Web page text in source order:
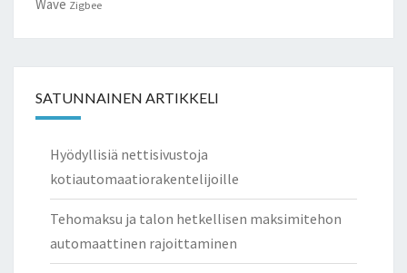
Wave Zigbee
SATUNNAINEN ARTIKKELI
Hyödyllisiä nettisivustoja
kotiautomaatiorakentelijoille
Tehomaksu ja talon hetkellisen maksimitehon
automaattinen rajoittaminen